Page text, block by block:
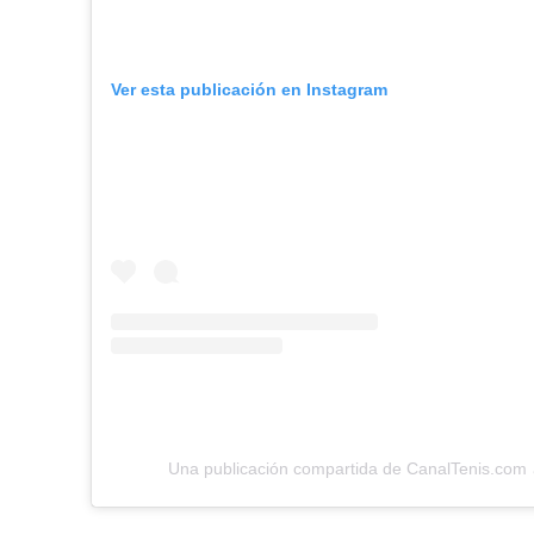
Ver esta publicación en Instagram
Una publicación compartida de CanalTenis.com